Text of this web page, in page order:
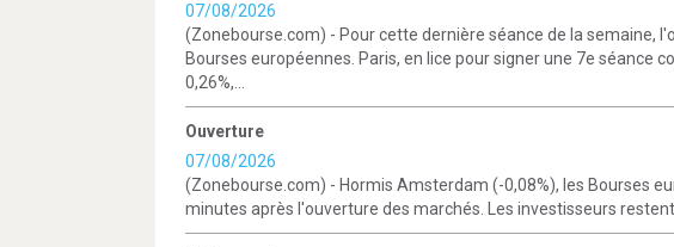
07/08/2026
(Zonebourse.com) - Pour cette dernière séance de la semaine,
Bourses européennes. Paris, en lice pour signer une 7e séance
0,26%,...
Ouverture
07/08/2026
(Zonebourse.com) - Hormis Amsterdam (-0,08%), les Bourses
minutes après l'ouverture des marchés. Les investisseurs